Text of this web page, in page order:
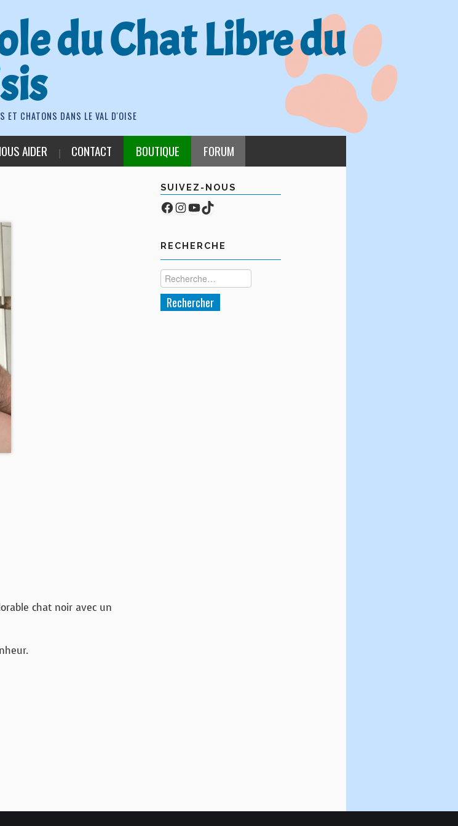
du Chat Libre du
ET CHATONS DANS LE VAL D'OISE
AIDER CONTACT BOUTIQUE FORUM
chat noir avec un
SUIVEZ-NOUS
Facebook
Compte Instagram
YouTube
TikTok
RECHERCHE